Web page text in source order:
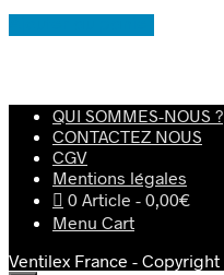
QUI SOMMES-NOUS ?
CONTACTEZ NOUS
CGV
Mentions légales
0 Article
0,00€
Menu Cart
Ventilex France - Copyright